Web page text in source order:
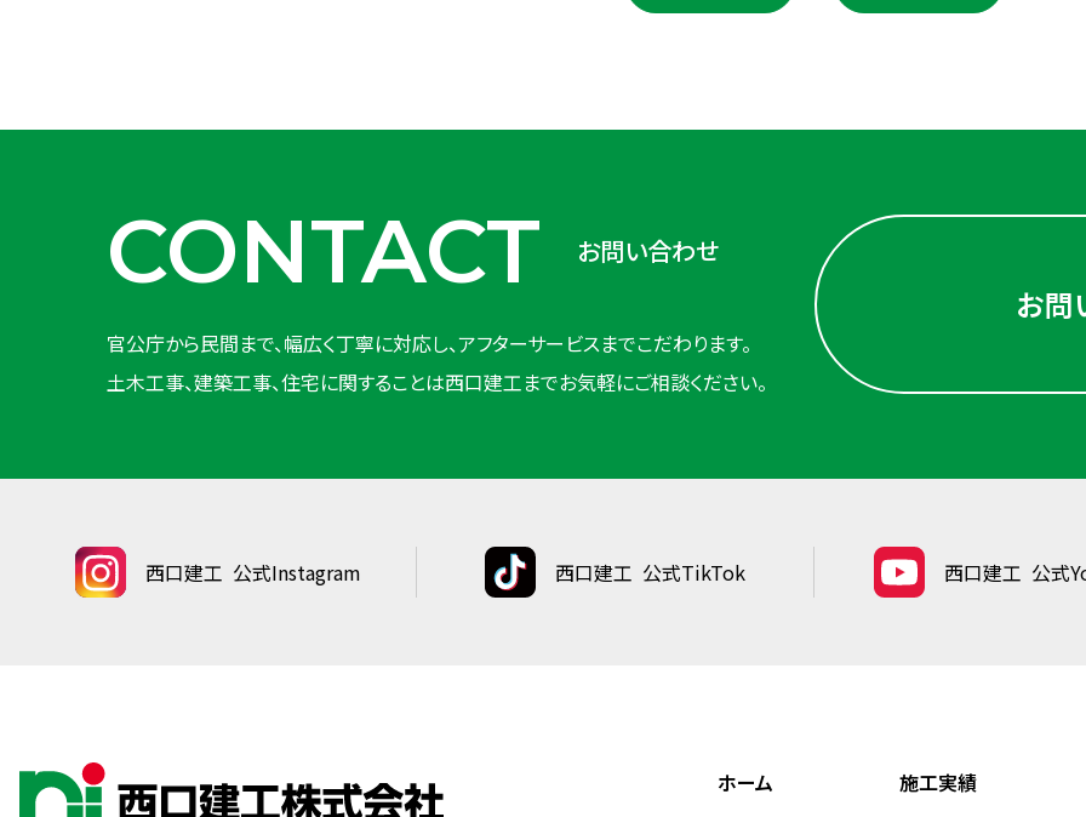
CONTACT お問い合わせ
官公庁から民間まで、幅広く丁寧に対応し、アフターサービスまでこだわります。
土木工事、建築工事、住宅に関することは西口建工までお気軽にご相談ください。
お問
西口建工 公式Instagram 西口建工 公式TikTok 西口建工 公式
ホーム 施工実績